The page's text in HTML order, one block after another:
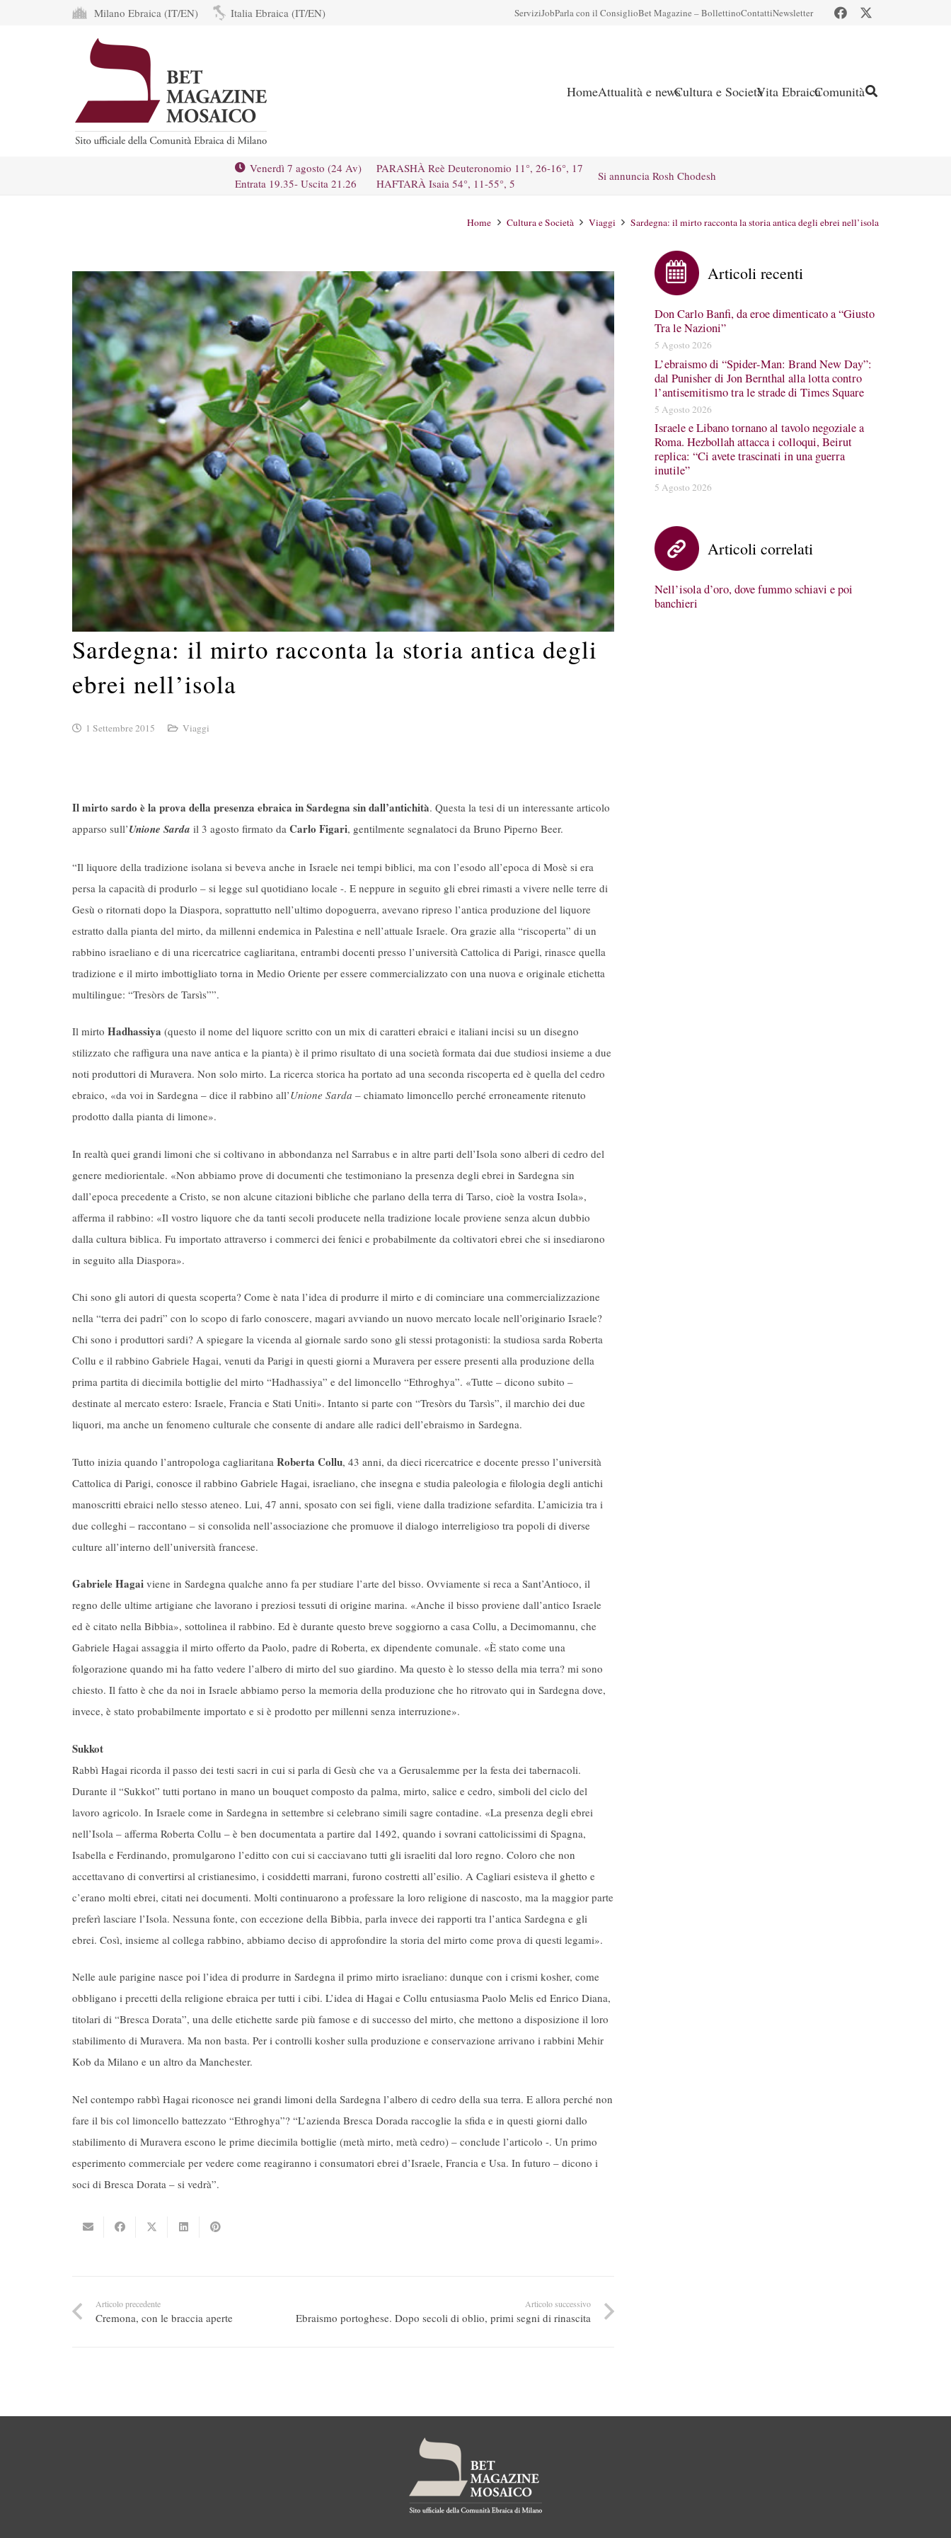
Milano Ebraica (IT/EN) Italia Ebraica (IT/EN) ServiziJobParla con il ConsiglioBet Magazine – BollettinoContattiNewsletter
HomeAttualità e newsCultura e SocietàVita EbraicaComunità
Venerdì 7 agosto (24 Av)
Entrata 19.35- Uscita 21.26
PARASHÀ Reè Deuteronomio 11°, 26-16°, 17
HAFTARÀ Isaia 54°, 11-55°, 5
Si annuncia Rosh Chodesh
Home Cultura e Società Viaggi Sardegna: il mirto racconta la storia antica degli ebrei nell’isola
Sardegna: il mirto racconta la storia antica degli
ebrei nell’isola
1 Settembre 2015 Viaggi
Il mirto sardo è la prova della presenza ebraica in Sardegna sin dall’antichità. Questa la tesi di un interessante articolo
apparso sull’Unione Sarda il 3 agosto firmato da Carlo Figari, gentilmente segnalatoci da Bruno Piperno Beer.
“Il liquore della tradizione isolana si beveva anche in Israele nei tempi biblici, ma con l’esodo all’epoca di Mosè si era
persa la capacità di produrlo – si legge sul quotidiano locale -. E neppure in seguito gli ebrei rimasti a vivere nelle terre di
Gesù o ritornati dopo la Diaspora, soprattutto nell’ultimo dopoguerra, avevano ripreso l’antica produzione del liquore
estratto dalla pianta del mirto, da millenni endemica in Palestina e nell’attuale Israele. Ora grazie alla “riscoperta” di un
rabbino israeliano e di una ricercatrice cagliaritana, entrambi docenti presso l’università Cattolica di Parigi, rinasce quella
tradizione e il mirto imbottigliato torna in Medio Oriente per essere commercializzato con una nuova e originale etichetta
multilingue: “Tresòrs de Tarsìs””.
Il mirto Hadhassiya (questo il nome del liquore scritto con un mix di caratteri ebraici e italiani incisi su un disegno
stilizzato che raffigura una nave antica e la pianta) è il primo risultato di una società formata dai due studiosi insieme a due
noti produttori di Muravera. Non solo mirto. La ricerca storica ha portato ad una seconda riscoperta ed è quella del cedro
ebraico, «da voi in Sardegna – dice il rabbino all’Unione Sarda – chiamato limoncello perché erroneamente ritenuto
prodotto dalla pianta di limone».
In realtà quei grandi limoni che si coltivano in abbondanza nel Sarrabus e in altre parti dell’Isola sono alberi di cedro del
genere mediorientale. «Non abbiamo prove di documenti che testimoniano la presenza degli ebrei in Sardegna sin
dall’epoca precedente a Cristo, se non alcune citazioni bibliche che parlano della terra di Tarso, cioè la vostra Isola»,
afferma il rabbino: «Il vostro liquore che da tanti secoli producete nella tradizione locale proviene senza alcun dubbio
dalla cultura biblica. Fu importato attraverso i commerci dei fenici e probabilmente da coltivatori ebrei che si insediarono
in seguito alla Diaspora».
Chi sono gli autori di questa scoperta? Come è nata l’idea di produrre il mirto e di cominciare una commercializzazione
nella “terra dei padri” con lo scopo di farlo conoscere, magari avviando un nuovo mercato locale nell’originario Israele?
Chi sono i produttori sardi? A spiegare la vicenda al giornale sardo sono gli stessi protagonisti: la studiosa sarda Roberta
Collu e il rabbino Gabriele Hagai, venuti da Parigi in questi giorni a Muravera per essere presenti alla produzione della
prima partita di diecimila bottiglie del mirto “Hadhassiya” e del limoncello “Ethroghya”. «Tutte – dicono subito –
destinate al mercato estero: Israele, Francia e Stati Uniti». Intanto si parte con “Tresòrs du Tarsìs”, il marchio dei due
liquori, ma anche un fenomeno culturale che consente di andare alle radici dell’ebraismo in Sardegna.
Tutto inizia quando l’antropologa cagliaritana Roberta Collu, 43 anni, da dieci ricercatrice e docente presso l’università
Cattolica di Parigi, conosce il rabbino Gabriele Hagai, israeliano, che insegna e studia paleologia e filologia degli antichi
manoscritti ebraici nello stesso ateneo. Lui, 47 anni, sposato con sei figli, viene dalla tradizione sefardita. L’amicizia tra i
due colleghi – raccontano – si consolida nell’associazione che promuove il dialogo interreligioso tra popoli di diverse
culture all’interno dell’università francese.
Gabriele Hagai viene in Sardegna qualche anno fa per studiare l’arte del bisso. Ovviamente si reca a Sant’Antioco, il
regno delle ultime artigiane che lavorano i preziosi tessuti di origine marina. «Anche il bisso proviene dall’antico Israele
ed è citato nella Bibbia», sottolinea il rabbino. Ed è durante questo breve soggiorno a casa Collu, a Decimomannu, che
Gabriele Hagai assaggia il mirto offerto da Paolo, padre di Roberta, ex dipendente comunale. «È stato come una
folgorazione quando mi ha fatto vedere l’albero di mirto del suo giardino. Ma questo è lo stesso della mia terra? mi sono
chiesto. Il fatto è che da noi in Israele abbiamo perso la memoria della produzione che ho ritrovato qui in Sardegna dove,
invece, è stato probabilmente importato e si è prodotto per millenni senza interruzione».
Sukkot
Rabbì Hagai ricorda il passo dei testi sacri in cui si parla di Gesù che va a Gerusalemme per la festa dei tabernacoli.
Durante il “Sukkot” tutti portano in mano un bouquet composto da palma, mirto, salice e cedro, simboli del ciclo del
lavoro agricolo. In Israele come in Sardegna in settembre si celebrano simili sagre contadine. «La presenza degli ebrei
nell’Isola – afferma Roberta Collu – è ben documentata a partire dal 1492, quando i sovrani cattolicissimi di Spagna,
Isabella e Ferdinando, promulgarono l’editto con cui si cacciavano tutti gli israeliti dal loro regno. Coloro che non
accettavano di convertirsi al cristianesimo, i cosiddetti marrani, furono costretti all’esilio. A Cagliari esisteva il ghetto e
c’erano molti ebrei, citati nei documenti. Molti continuarono a professare la loro religione di nascosto, ma la maggior parte
preferì lasciare l’Isola. Nessuna fonte, con eccezione della Bibbia, parla invece dei rapporti tra l’antica Sardegna e gli
ebrei. Così, insieme al collega rabbino, abbiamo deciso di approfondire la storia del mirto come prova di questi legami».
Nelle aule parigine nasce poi l’idea di produrre in Sardegna il primo mirto israeliano: dunque con i crismi kosher, come
obbligano i precetti della religione ebraica per tutti i cibi. L’idea di Hagai e Collu entusiasma Paolo Melis ed Enrico Diana,
titolari di “Bresca Dorata”, una delle etichette sarde più famose e di successo del mirto, che mettono a disposizione il loro
stabilimento di Muravera. Ma non basta. Per i controlli kosher sulla produzione e conservazione arrivano i rabbini Mehir
Kob da Milano e un altro da Manchester.
Nel contempo rabbì Hagai riconosce nei grandi limoni della Sardegna l’albero di cedro della sua terra. E allora perché non
fare il bis col limoncello battezzato “Ethroghya”? “L’azienda Bresca Dorada raccoglie la sfida e in questi giorni dallo
stabilimento di Muravera escono le prime diecimila bottiglie (metà mirto, metà cedro) – conclude l’articolo -. Un primo
esperimento commerciale per vedere come reagiranno i consumatori ebrei d’Israele, Francia e Usa. In futuro – dicono i
soci di Bresca Dorata – si vedrà”.
Articolo precedente
Cremona, con le braccia aperte
Articolo successivo
Ebraismo portoghese. Dopo secoli di oblio, primi segni di rinascita
Articoli recenti
Don Carlo Banfi, da eroe dimenticato a “Giusto
Tra le Nazioni”
5 Agosto 2026
L’ebraismo di “Spider-Man: Brand New Day”:
dal Punisher di Jon Bernthal alla lotta contro
l’antisemitismo tra le strade di Times Square
5 Agosto 2026
Israele e Libano tornano al tavolo negoziale a
Roma. Hezbollah attacca i colloqui, Beirut
replica: “Ci avete trascinati in una guerra
inutile”
5 Agosto 2026
Articoli correlati
Nell’isola d’oro, dove fummo schiavi e poi
banchieri